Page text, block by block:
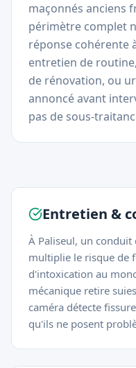
maçonnés anciens
périmètre complet
réponse cohérente
entretien de
de rénovation, ou
annoncé avant
pas de sous-
Entretien &
À Paliseul, un
multiplie le risque de
d'intoxication au
mécanique retire
caméra détecte
qu'ils ne posent